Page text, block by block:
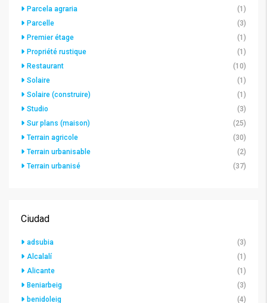
Parcela agraria
(1)
Parcelle
(3)
Premier étage
(1)
Propriété rustique
(1)
Restaurant
(10)
Solaire
(1)
Solaire (construire)
(1)
Studio
(3)
Sur plans (maison)
(25)
Terrain agricole
(30)
Terrain urbanisable
(2)
Terrain urbanisé
(37)
Ciudad
adsubia
(3)
Alcalalí
(1)
Alicante
(1)
Beniarbeig
(3)
benidoleig
(4)